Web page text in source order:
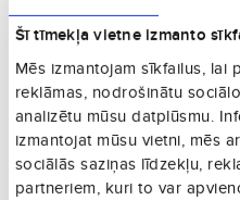
Šī tīmekļa vietne izmanto
Mēs izmantojam sīkfailus, lai
reklāmas, nodrošinātu
analizētu mūsu datplūsmu.
izmantojat mūsu vietni, mēs
sociālās saziņas līdzekļu,
partneriem, kuri to var
14. 09., P
04. 09., Pk